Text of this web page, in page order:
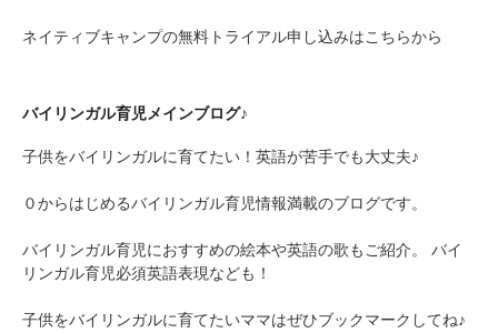
ネイティブキャンプの無料トライアル申し込みはこちらから
バイリンガル育児メインブログ♪
子供をバイリンガルに育てたい！英語が苦手でも大丈夫♪
０からはじめるバイリンガル育児情報満載のブログです。
バイリンガル育児におすすめの絵本や英語の歌もご紹介。 バイ
リンガル育児必須英語表現なども！
子供をバイリンガルに育てたいママはぜひブックマークしてね♪